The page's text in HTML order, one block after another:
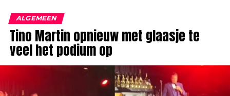
ALGEMEEN
Tino Martin opnieuw met glaasje te
veel het podium op